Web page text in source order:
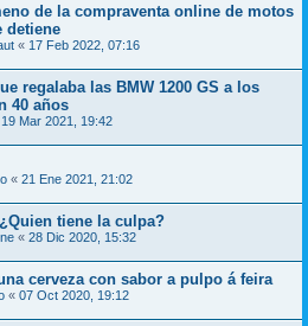
de la compraventa online de motos
detiene
« 17 Feb 2022, 07:16
regalaba las BMW 1200 GS a los
40 años
19 Mar 2021, 19:42
« 21 Ene 2021, 21:02
tiene la culpa?
« 28 Dic 2020, 15:32
cerveza con sabor a pulpo á feira
« 07 Oct 2020, 19:12